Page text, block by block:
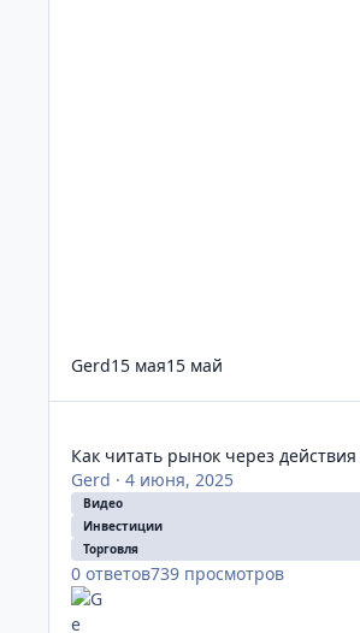
Gerd15 мая15 май
Как читать рынок через
Gerd ·4 июня, 2025
Видео
Инвестиции
Торговля
0 ответов739 просмотров